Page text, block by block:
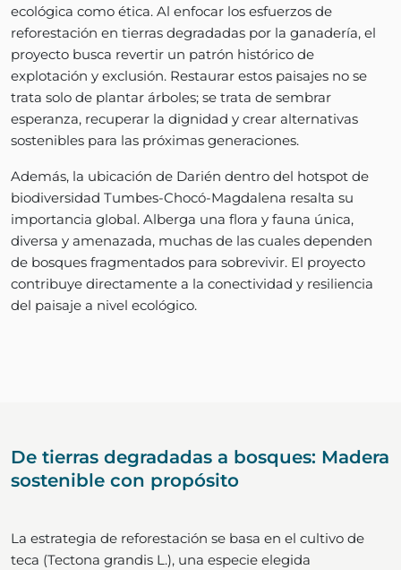
ecológica como ética. Al enfocar los esfuerzos de
reforestación en tierras degradadas por la ganadería, el
proyecto busca revertir un patrón histórico de
explotación y exclusión. Restaurar estos paisajes no se
trata solo de plantar árboles; se trata de sembrar
esperanza, recuperar la dignidad y crear alternativas
sostenibles para las próximas generaciones.
Además, la ubicación de Darién dentro del hotspot de
biodiversidad Tumbes-Chocó-Magdalena resalta su
importancia global. Alberga una flora y fauna única,
diversa y amenazada, muchas de las cuales dependen
de bosques fragmentados para sobrevivir. El proyecto
contribuye directamente a la conectividad y resiliencia
del paisaje a nivel ecológico.
De tierras degradadas a bosques: Madera
sostenible con propósito
La estrategia de reforestación se basa en el cultivo de
teca (Tectona grandis L.), una especie elegida